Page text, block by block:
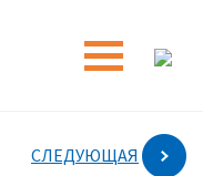
СЛЕДУЮЩАЯ